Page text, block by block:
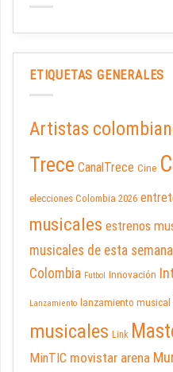
ETIQUETAS GENERALES
Artistas
Trece CanalTrece Cine
elecciones Colombia 2026
musicales estrenos
musicales de esta semana
Colombia Futbol Innovación
Lanzamiento lanzamiento musical
musicales Link
MinTIC movistar arena